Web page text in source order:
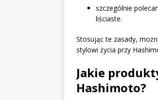
szczególnie
liściaste.
Stosując te zasady,
stylowi życia przy
Jakie
Hashimoto?